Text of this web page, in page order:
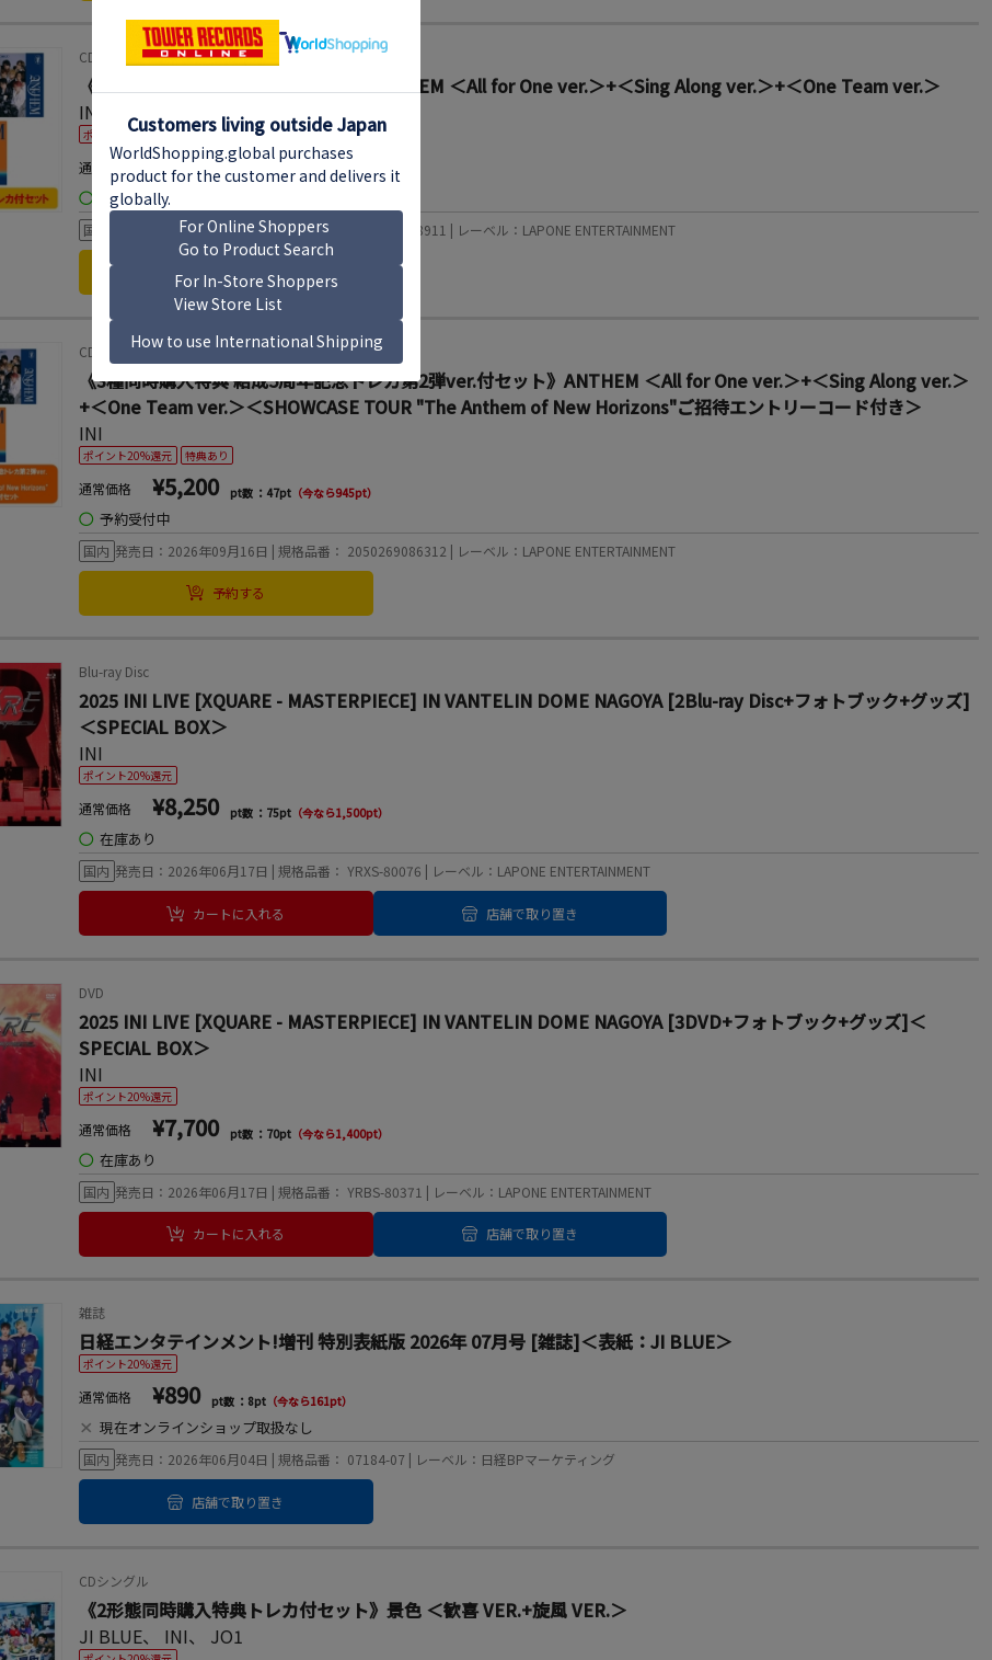
CDシングル
《3種同時購入特典トレカ付セット》ANTHEM ＜All for One ver.＞+＜Sing Along ver.＞+＜One Team ver.＞
INI
ポイント20%還元 特典あり フラゲ対象
通常価格 ¥5,200 pt数 ：47pt（今なら945pt）
◯ 予約受付中
国内 発売日：2026年09月16日 | 規格品番： 2050269078911 | レーベル：LAPONE ENTERTAINMENT
予約する
CDシングル
《3種同時購入特典 結成5周年記念トレカ第2弾ver.付セット》ANTHEM ＜All for One ver.＞+＜Sing Along ver.＞
+＜One Team ver.＞＜SHOWCASE TOUR "The Anthem of New Horizons"ご招待エントリーコード付き＞
INI
ポイント20%還元 特典あり
通常価格 ¥5,200 pt数 ：47pt （今なら945pt）
◯ 予約受付中
国内 発売日：2026年09月16日 | 規格品番： 2050269086312 | レーベル：LAPONE ENTERTAINMENT
予約する
Blu-ray Disc
2025 INI LIVE [XQUARE - MASTERPIECE] IN VANTELIN DOME NAGOYA [2Blu-ray Disc+フォトブック+グッズ]
＜SPECIAL BOX＞
INI
ポイント20%還元
通常価格 ¥8,250 pt数 ：75pt （今なら1,500pt）
◯ 在庫あり
国内 発売日：2026年06月17日 | 規格品番： YRXS-80076 | レーベル：LAPONE ENTERTAINMENT
カートに入れる 店舗で取り置き
DVD
2025 INI LIVE [XQUARE - MASTERPIECE] IN VANTELIN DOME NAGOYA [3DVD+フォトブック+グッズ]＜
SPECIAL BOX＞
INI
ポイント20%還元
通常価格 ¥7,700 pt数 ：70pt （今なら1,400pt）
◯ 在庫あり
国内 発売日：2026年06月17日 | 規格品番： YRBS-80371 | レーベル：LAPONE ENTERTAINMENT
カートに入れる 店舗で取り置き
雑誌
日経エンタテインメント!増刊 特別表紙版 2026年 07月号 [雑誌]＜表紙：JI BLUE＞
ポイント20%還元
通常価格 ¥890 pt数 ：8pt （今なら161pt）
× 現在オンラインショップ取扱なし
国内 発売日：2026年06月04日 | 規格品番： 07184-07 | レーベル：日経BPマーケティング
店舗で取り置き
CDシングル
《2形態同時購入特典トレカ付セット》景色 ＜歓喜 VER.+旋風 VER.＞
JI BLUE、 INI、 JO1